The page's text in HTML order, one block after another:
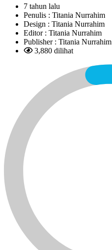
7 tahun lalu
Penulis : Titania Nurrahim
Design : Titania Nurrahim
Editor : Titania Nurrahim
Publisher : Titania Nurrahim
3,880 dilihat